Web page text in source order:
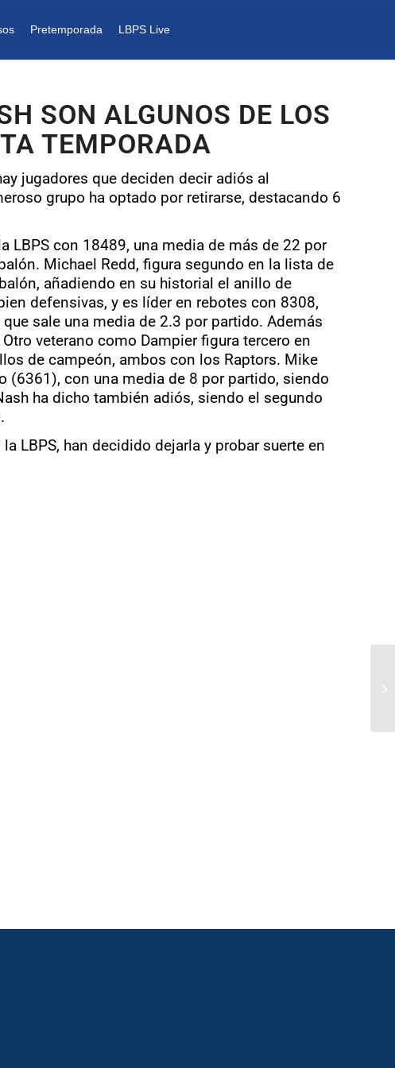
Pretemporada LBPS Live
SON ALGUNOS DE LOS
TEMPORADA
jugadores que deciden decir adiós al
grupo ha optado por retirarse, destacando 6
LBPS con 18489, una media de más de 22 por
Michael Redd, figura segundo en la lista de
añadiendo en su historial el anillo de
defensivas, y es líder en rebotes con 8308,
sale una media de 2.3 por partido. Además
veterano como Dampier figura tercero en
de campeón, ambos con los Raptors. Mike
(6361), con una media de 8 por partido, siendo
ha dicho también adiós, siendo el segundo
LBPS, han decidido dejarla y probar suerte en